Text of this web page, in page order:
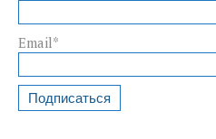
Email*